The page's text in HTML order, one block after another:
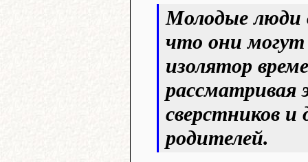
Молодые люди
что они
изолятор
рассматривая
сверстников
родителей.